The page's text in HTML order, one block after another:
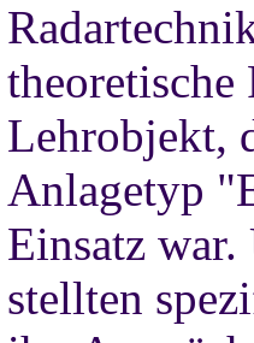
theoretische
Lehrobjekt,
Anlagetyp
Einsatz
stellten